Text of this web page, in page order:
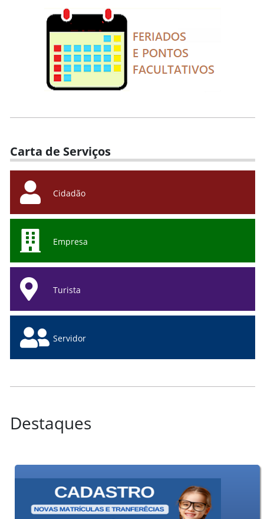
Carta de Serviços
Cidadão
Empresa
Turista
Servidor
Destaques